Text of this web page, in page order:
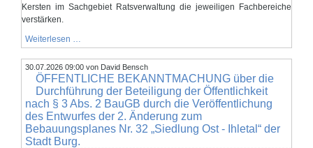
Kersten im Sachgebiet Ratsverwaltung die jeweiligen Fachbereiche
verstärken.
Weiterlesen …
am
neuen
Arbeitsplatz
30.07.2026 09:00 von David Bensch
ÖFFENTLICHE BEKANNTMACHUNG über die
Durchführung der Beteiligung der Öffentlichkeit
nach § 3 Abs. 2 BauGB durch die Veröffentlichung
des Entwurfes der 2. Änderung zum
Bebauungsplanes Nr. 32 „Siedlung Ost - Ihletal“ der
Stadt Burg.